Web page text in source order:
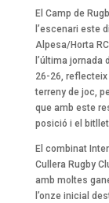
El Camp de
l’escenari este
Alpesa/Horta
l’última jornada
26-26,
terreny de joc,
que amb este
posició i el
El combinat
Cullera Rugby
amb moltes
l’onze inicial